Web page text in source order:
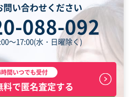
問い合わせください
088-092
～17:00(水・日曜除く)
間いつでも受付
料で匿名査定する